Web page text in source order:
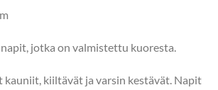
0,75 €
jotka on valmistettu kuoresta.
kauniit, kiiltävät ja varsin kestävät. Napit